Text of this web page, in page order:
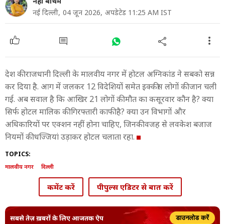
नई दिल्ली, 04 जून 2026, अपडेटेड 11:25 AM IST
देश की राजधानी दिल्ली के मालवीय नगर में होटल अग्निकांड ने सबको सन्न
कर दिया है. आग में जलकर 12 विदेशियों समेत इक्कीस लोगों की जान चली
गई. अब सवाल है कि आखिर 21 लोगों की मौत का कसूरवार कौन है? क्या
सिर्फ होटल मालिक की गिरफ्तारी काफी है? क्या उन विभागों और
अधिकारियों पर एक्शन नहीं होना चाहिए, जिनकी वजह से लवकेश बजाज
नियमों की धज्जियां उड़ाकर होटल चलाता रहा.
TOPICS:
मालवीय नगर दिल्ली
कमेंट करें पीपुल्स एडिटर से बात करें
सबसे तेज़ ख़बरों के लिए आजतक ऐप डाउनलोड करें